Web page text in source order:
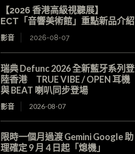
【2026 香港高級視聽展】
ECT「音響美術館」重點新品介紹
影音 2026-08-07
瑞典 Defunc 2026 全新藍牙系列登
陸香港 TRUE VIBE / OPEN 耳機
與 BEAT 喇叭同步登場
影音 2026-08-07
限時一個月過渡 Gemini Google 助
理確定 9 月 4 日起「熄機」